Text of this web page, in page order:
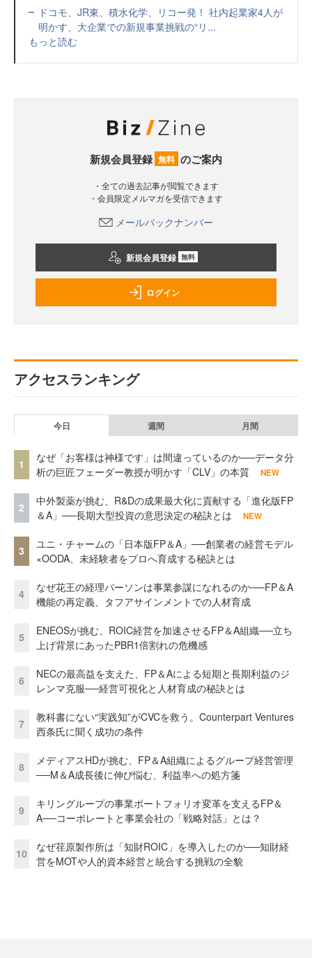
ドコモ、JR東、積水化学、リコー発！ 社内起業家4人が
明かす、大企業での新規事業挑戦の“リ...
もっと読む
新規会員登録 無料 のご案内
・全ての過去記事が閲覧できます
・会員限定メルマガを受信できます
メールバックナンバー
新規会員登録 無料
ログイン
アクセスランキング
今日 週間 月間
1
なぜ「お客様は神様です」は間違っているのか──データ分
析の巨匠フェーダー教授が明かす「CLV」の本質
NEW
2
中外製薬が挑む、R&Dの成果最大化に貢献する「進化版FP
＆A」──長期大型投資の意思決定の秘訣とは
NEW
3
ユニ・チャームの「日本版FP＆A」──創業者の経営モデル
×OODA、未経験者をプロへ育成する秘訣とは
4
なぜ花王の経理パーソンは事業参謀になれるのか──FP＆A
機能の再定義、タフアサインメントでの人材育成
5
ENEOSが挑む、ROIC経営を加速させるFP＆A組織──立ち
上げ背景にあったPBR1倍割れの危機感
6
NECの最高益を支えた、FP＆Aによる短期と長期利益のジ
レンマ克服──経営可視化と人材育成の秘訣とは
7
教科書にない“実践知”がCVCを救う。Counterpart Ventures
西条氏に聞く成功の条件
8
メディアスHDが挑む、FP＆A組織によるグループ経営管理
──M＆A成長後に伸び悩む、利益率への処方箋
9
キリングループの事業ポートフォリオ変革を支えるFP＆
A──コーポレートと事業会社の「戦略対話」とは？
10
なぜ荏原製作所は「知財ROIC」を導入したのか──知財経
営をMOTや人的資本経営と統合する挑戦の全貌